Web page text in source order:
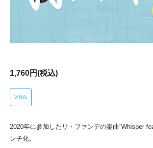
1,760円(税込)
VINYL
2020年に参加したリ・ファンデの楽曲”Whisper
ンチ化。